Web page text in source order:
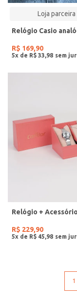
Loja parceira
R$ 169,90
5x de R$ 33 98
R$ 229,90
5x de R$ 45 98
1